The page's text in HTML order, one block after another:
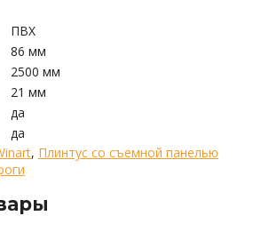
ПВХ
86 мм
2500 мм
21 мм
да
да
, Плинтус со съемной панелью